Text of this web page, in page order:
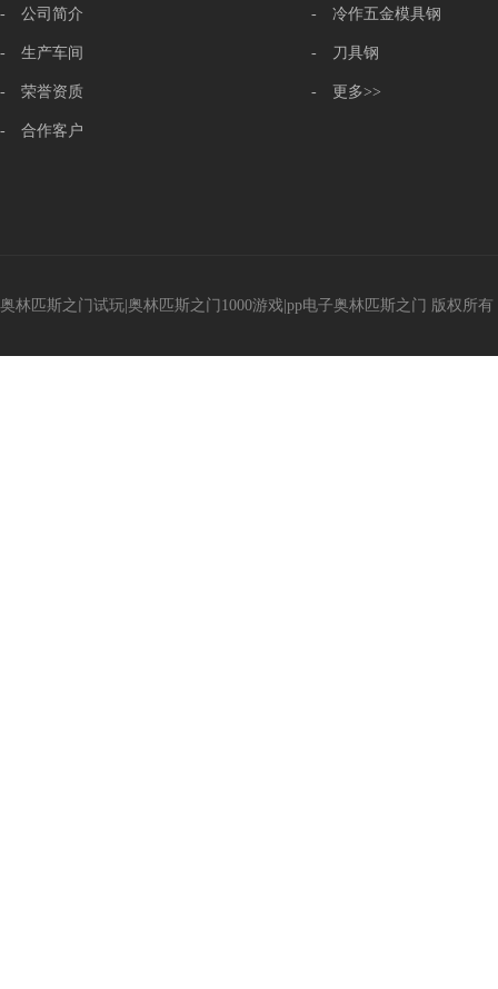
- 公司简介
- 生产车间
- 荣誉资质
- 合作客户
- 冷作五金模具钢
- 刀具钢
- 更多>>
奥林匹斯之门试玩|奥林匹斯之门1000游戏|pp电子奥林匹斯之门 版权所有